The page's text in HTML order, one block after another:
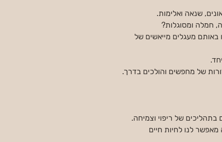
שנאה ואלימות.
חמלה ומסוגלות?
באותם מעגלים מייאשים של
של מחפשים והולכים בדרך.
בתהליכים של ריפוי וצמיחה.
לנו לחיות חיים